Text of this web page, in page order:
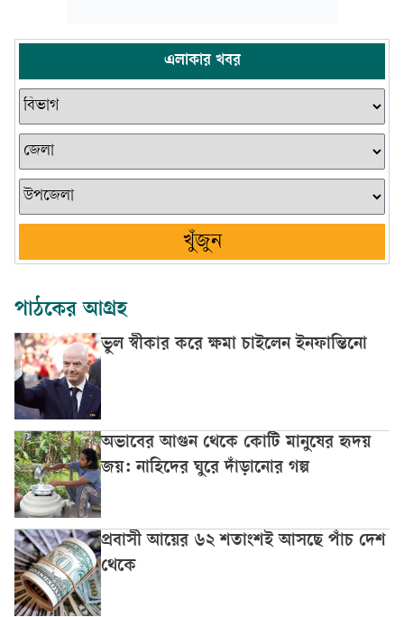
এলাকার খবর
খুঁজুন
পাঠকের আগ্রহ
ভুল স্বীকার করে ক্ষমা চাইলেন ইনফান্তিনো
অভাবের আগুন থেকে কোটি মানুষের হৃদয়
জয়: নাহিদের ঘুরে দাঁড়ানোর গল্প
প্রবাসী আয়ের ৬২ শতাংশই আসছে পাঁচ দেশ
থেকে